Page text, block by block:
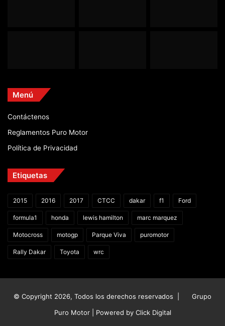
Menú
Contáctenos
Reglamentos Puro Motor
Política de Privacidad
Etiquetas
2015 2016 2017 CTCC dakar f1 Ford
formula1 honda lewis hamilton marc marquez
Motocross motogp Parque Viva puromotor
Rally Dakar Toyota wrc
© Copyright 2026, Todos los derechos reservados |
Grupo
Puro Motor | Powered by Click Digital